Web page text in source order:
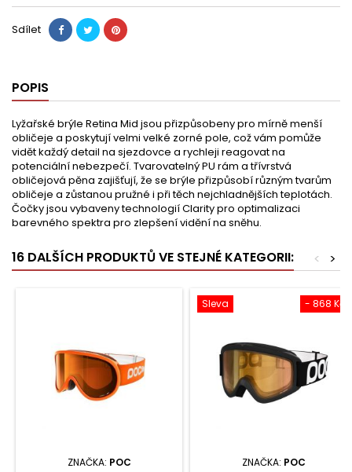
Sdílet
POPIS
Lyžařské brýle Retina Mid jsou přizpůsobeny pro mírně menší
obličeje a poskytují velmi velké zorné pole, což vám pomůže
vidět každý detail na sjezdovce a rychleji reagovat na
potenciální nebezpečí. Tvarovatelný PU rám a třívrstvá
obličejová pěna zajišťují, že se brýle přizpůsobí různým tvarům
obličeje a zůstanou pružné i při těch nejchladnějších teplotách.
Čočky jsou vybaveny technologií Clarity pro optimalizaci
barevného spektra pro zlepšení vidění na sněhu.
16 DALŠÍCH PRODUKTŮ VE STEJNÉ KATEGORII: >
<
ZNAČKA: POC
- 868 Kč
Sleva
ZNAČKA: POC